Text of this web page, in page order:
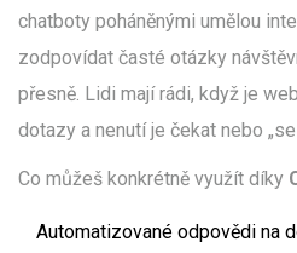
chatboty poháněnými umělou
zodpovídat časté otázky
přesně. Lidi mají rádi, když je
dotazy a nenutí je čekat nebo
Co můžeš konkrétně využít díky
Automatizované odpovědi na